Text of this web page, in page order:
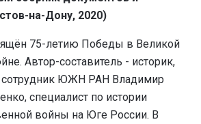
на-Дону, 2020)
75-летию Победы в Великой
Автор-составитель - историк,
сотрудник ЮЖН РАН Владимир
специалист по истории
войны на Юге России. В